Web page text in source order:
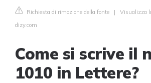
Richiesta di rimozione della fonte | Visualizza
dizy.com
Come si scrive il
1010 in Lettere?